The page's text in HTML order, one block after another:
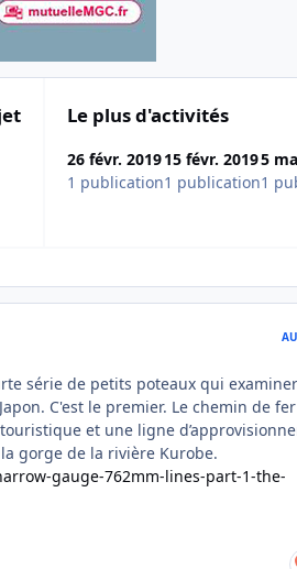
Le plus d'activités
26 févr. 2019
1 publication
15 févr. 2019
1 publication
5
1
série de petits poteaux qui
C'est le premier. Le chemin de
et une ligne
gorge de la rivière Kurobe.
gauge-762mm-lines-part-1-the-